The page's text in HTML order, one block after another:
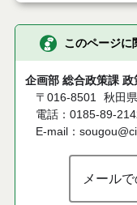
このページに
企画部 総合政策課 政
〒016-8501
秋田
電話：0185-89-
E-mail：
メール